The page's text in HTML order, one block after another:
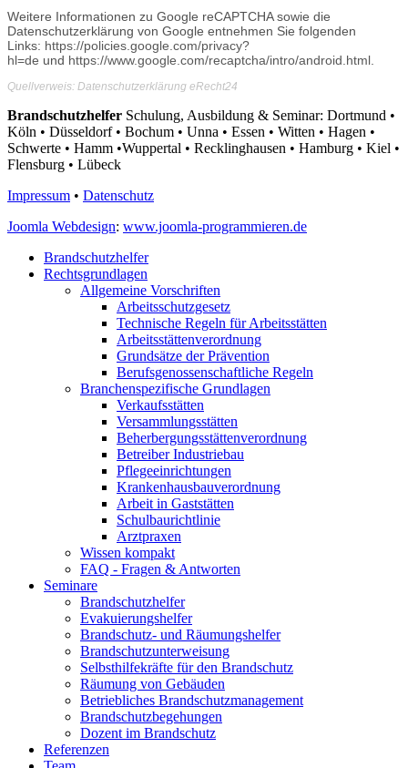
Weitere Informationen zu Google reCAPTCHA sowie die
Datenschutzerklärung von Google entnehmen Sie folgenden
Links: https://policies.google.com/privacy?
hl=de und https://www.google.com/recaptcha/intro/android.html.
Quellverweis: Datenschutzerklärung eRecht24
Brandschutzhelfer Schulung, Ausbildung & Seminar: Dortmund •
Köln • Düsseldorf • Bochum • Unna • Essen • Witten • Hagen •
Schwerte • Hamm •Wuppertal • Recklinghausen • Hamburg • Kiel •
Flensburg • Lübeck
Impressum • Datenschutz
Joomla Webdesign: www.joomla-programmieren.de
Brandschutzhelfer
Rechtsgrundlagen
Allgemeine Vorschriften
Arbeitsschutzgesetz
Technische Regeln für Arbeitsstätten
Arbeitsstättenverordnung
Grundsätze der Prävention
Berufsgenossenschaftliche Regeln
Branchenspezifische Grundlagen
Verkaufsstätten
Versammlungsstätten
Beherbergungsstättenverordnung
Betreiber Industriebau
Pflegeeinrichtungen
Krankenhausbauverordnung
Arbeit in Gaststätten
Schulbaurichtlinie
Arztpraxen
Wissen kompakt
FAQ - Fragen & Antworten
Seminare
Brandschutzhelfer
Evakuierungshelfer
Brandschutz- und Räumungshelfer
Brandschutzunterweisung
Selbsthilfekräfte für den Brandschutz
Räumung von Gebäuden
Betriebliches Brandschutzmanagement
Brandschutzbegehungen
Dozent im Brandschutz
Referenzen